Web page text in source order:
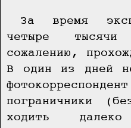
За время
четыре
сожалению,
В один из дней
пограничники
ходить